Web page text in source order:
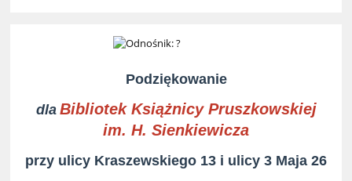
Podziękowanie
dla Bibliotek Książnicy Pruszkowskiej
im. H. Sienkiewicza
przy ulicy Kraszewskiego 13 i ulicy 3 Maja 26